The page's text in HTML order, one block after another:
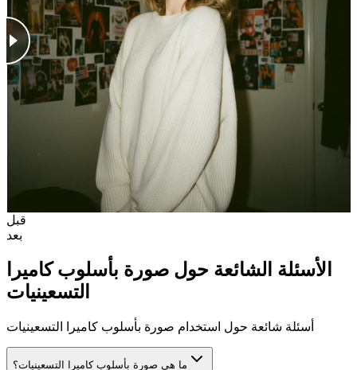
قبل
بعد
الأسئلة الشائعة حول صورة بأسلوب كاميرا
التسعينيات
أسئلة شائعة حول استخدام صورة بأسلوب كاميرا التسعينيات
ما هي صورة بأسلوب كاميرا التسعينيات؟